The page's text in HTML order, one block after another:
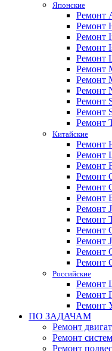
Японские
Ремонт
Ремонт
Ремонт
Ремонт
Ремонт
Ремонт
Ремонт
Ремонт
Ремонт
Ремонт
Ремонт
Китайские
Ремонт
Ремонт
Ремонт
Ремонт
Ремонт
Ремонт
Ремонт
Ремонт
Ремонт
Ремонт
Ремонт
Ремонт
Российские
Ремонт
Ремонт
Ремонт
ПО ЗАДАЧАМ
Ремонт
Ремонт
Ремонт